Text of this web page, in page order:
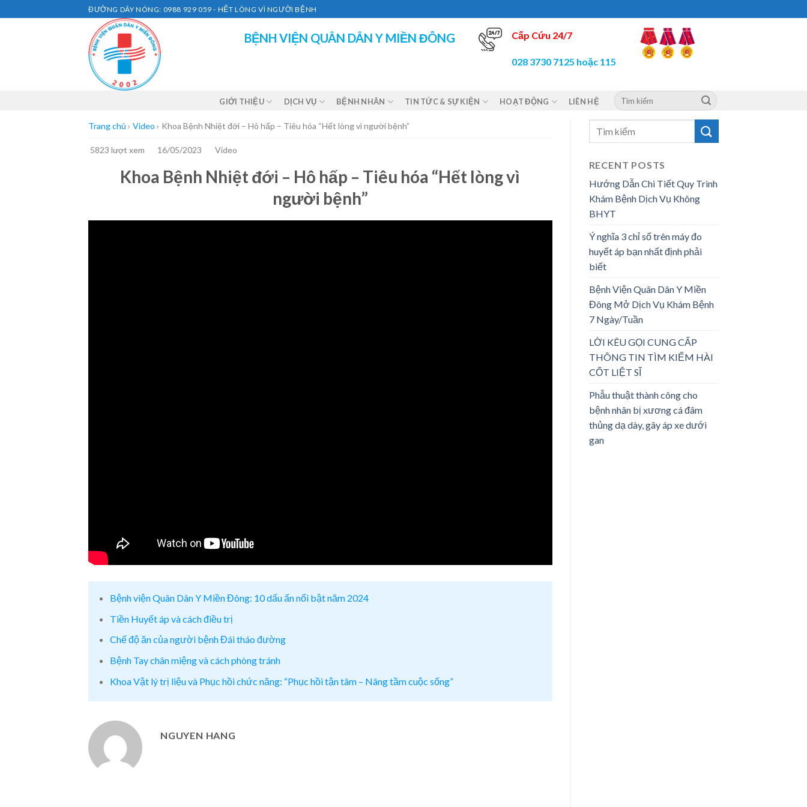
to
ĐƯỜNG DÂY NÓNG: 0988 929 059 - HẾT LÒNG VÌ NGƯỜI BỆNH
BỆNH VIỆN QUÂN DÂN Y MIỀN ĐÔNG Cấp Cứu 24/7
028 3730 7125 hoặc 115
GIỚI THIỆU DỊCH VỤ BỆNH NHÂN TIN TỨC & SỰ KIỆN HOẠT ĐỘNG LIÊN HỆ
Trang chủ › Video › Khoa Bệnh Nhiệt đới – Hô hấp – Tiêu hóa “Hết lòng vì người bệnh”
5823 lượt xem 16/05/2023 Video
Khoa Bệnh Nhiệt đới – Hô hấp – Tiêu hóa “Hết lòng vì
người bệnh”
Bệnh viện Quân Dân Y Miền Đông: 10 dấu ấn nổi bật năm 2024
Tiền Huyết áp và cách điều trị
Chế độ ăn của người bệnh Đái tháo đường
Bệnh Tay chân miệng và cách phòng tránh
Khoa Vật lý trị liệu và Phục hồi chức năng: “Phục hồi tận tâm – Nâng tầm cuộc sống”
NGUYEN HANG
RECENT POSTS
Hướng Dẫn Chi Tiết Quy Trình
Khám Bệnh Dịch Vụ Không
BHYT
Ý nghĩa 3 chỉ số trên máy đo
huyết áp bạn nhất định phải
biết
Bệnh Viện Quân Dân Y Miền
Đông Mở Dịch Vụ Khám Bệnh
7 Ngày/Tuần
LỜI KÊU GỌI CUNG CẤP
THÔNG TIN TÌM KIẾM HÀI
CỐT LIỆT SĨ
Phẫu thuật thành công cho
bệnh nhân bị xương cá đâm
thủng dạ dày, gây áp xe dưới
gan